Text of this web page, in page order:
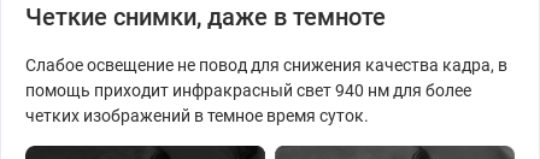
Четкие снимки, даже в темноте
Слабое освещение не повод для снижения качества кадра, в
помощь приходит инфракрасный свет 940 нм для более
четких изображений в темное время суток.